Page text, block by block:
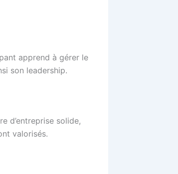
apprend à gérer le
son leadership.
d’entreprise solide,
valorisés.